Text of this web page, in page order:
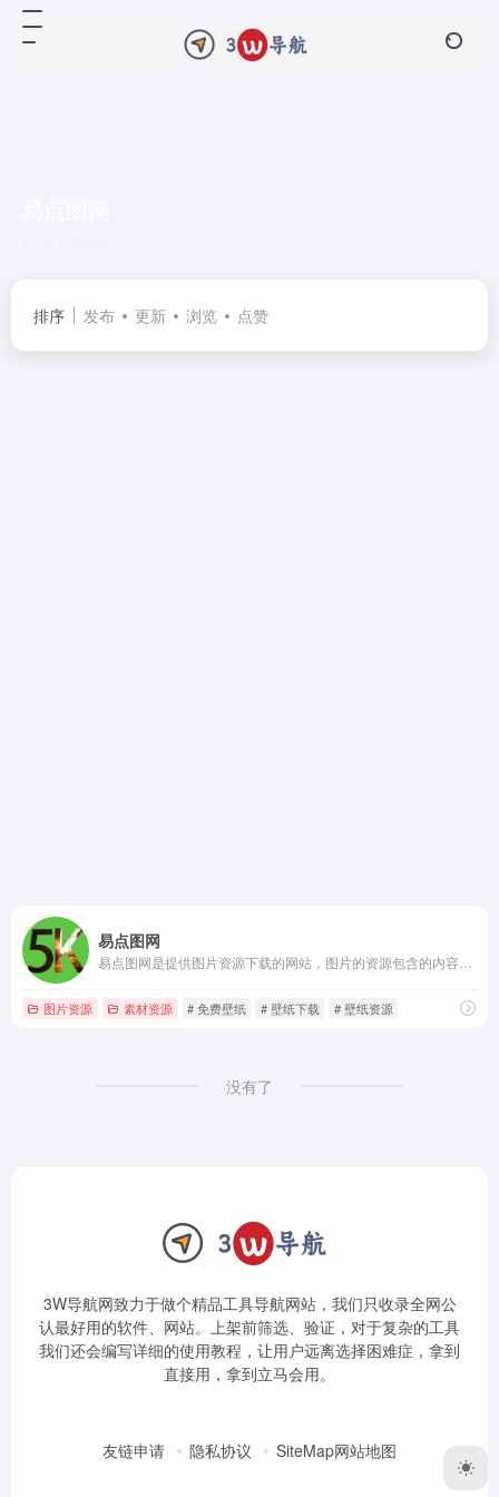
排序 发布 更新 浏览 点赞
易点图网
图片资源 素材资源 # 免费壁纸 # 壁纸下载 # 壁纸资源
没有了
3W导航网致力于做个精品工具导航网站，我们只收录全网公
认最好用的软件、网站。上架前筛选、验证，对于复杂的工具
我们还会编写详细的使用教程，让用户远离选择困难症，拿到
直接用，拿到立马会用。
友链申请 隐私协议 SiteMap网站地图